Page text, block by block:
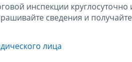
инспекции круглосуточно
сведения и
лица